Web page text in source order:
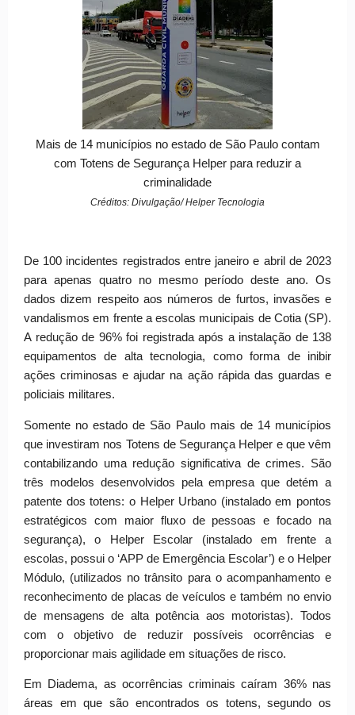
Mais de 14 municípios no estado de São Paulo contam
com Totens de Segurança Helper para reduzir a
criminalidade
Créditos: Divulgação/ Helper Tecnologia
De 100 incidentes registrados entre janeiro e abril de 2023
para apenas quatro no mesmo período deste ano. Os
dados dizem respeito aos números de furtos, invasões e
vandalismos em frente a escolas municipais de Cotia (SP).
A redução de 96% foi registrada após a instalação de 138
equipamentos de alta tecnologia, como forma de inibir
ações criminosas e ajudar na ação rápida das guardas e
policiais militares.
Somente no estado de São Paulo mais de 14 municípios
que investiram nos Totens de Segurança Helper e que vêm
contabilizando uma redução significativa de crimes. São
três modelos desenvolvidos pela empresa que detém a
patente dos totens: o Helper Urbano (instalado em pontos
estratégicos com maior fluxo de pessoas e focado na
segurança), o Helper Escolar (instalado em frente a
escolas, possui o ‘APP de Emergência Escolar’) e o Helper
Módulo, (utilizados no trânsito para o acompanhamento e
reconhecimento de placas de veículos e também no envio
de mensagens de alta potência aos motoristas). Todos
com o objetivo de reduzir possíveis ocorrências e
proporcionar mais agilidade em situações de risco.
Em Diadema, as ocorrências criminais caíram 36% nas
áreas em que são encontrados os totens, segundo os